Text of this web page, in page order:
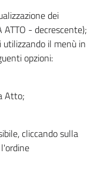
dei
- decrescente);
il menù in
opzioni:
Atto;
cliccando sulla